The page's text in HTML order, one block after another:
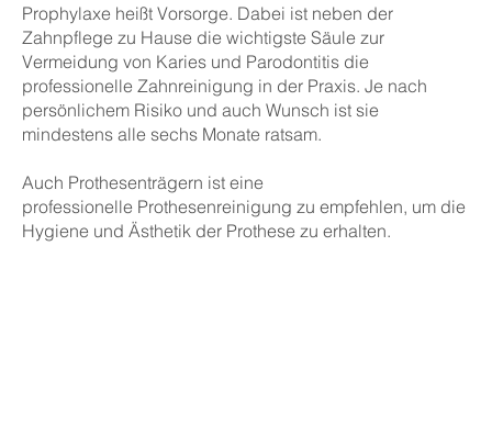
Prophylaxe heißt Vorsorge. Dabei ist neben der
Zahnpflege zu Hause die wichtigste Säule zur
Vermeidung von Karies und Parodontitis die
professionelle Zahnreinigung in der Praxis. Je nach
persönlichem Risiko und auch Wunsch ist sie
mindestens alle sechs Monate ratsam.
Auch Prothesenträgern ist eine
professionelle Prothesenreinigung zu empfehlen, um die
Hygiene und Ästhetik der Prothese zu erhalten.